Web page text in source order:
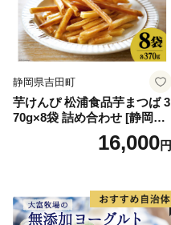
バニラ＆クッキー ウベ 沖縄
紅イモ 塩ちんすこう 沖縄シ
ークヮーサー 沖縄黒糖 琉球
ロイヤルミルクティ 沖縄パ
イン
静岡県吉田町
芋けんぴ 松浦食品芋まつば 3
70g×8袋 詰め合わせ [静岡伊
勢丹(松浦食品) 静岡県 吉田町
22424274] 芋ケンピ セット
16,000円